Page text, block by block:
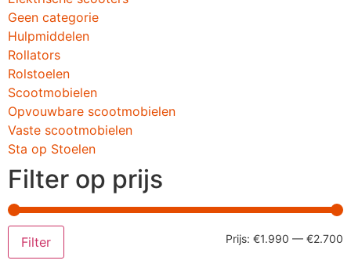
Geen categorie
Hulpmiddelen
Rollators
Rolstoelen
Scootmobielen
Opvouwbare scootmobielen
Vaste scootmobielen
Sta op Stoelen
Filter op prijs
Filter Prijs: €1.990 — €2.700